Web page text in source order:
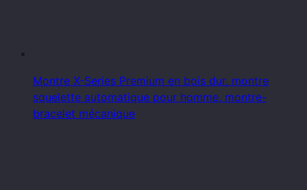
Montre X-Series Premium en bois dur, montre
squelette automatique pour homme, montre-
bracelet mécanique